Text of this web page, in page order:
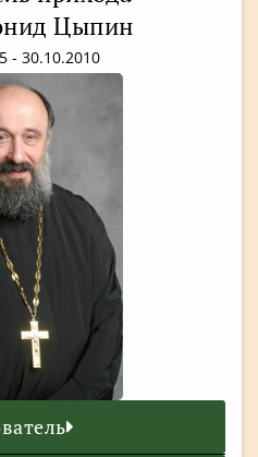
Цыпин
- 30.10.2010